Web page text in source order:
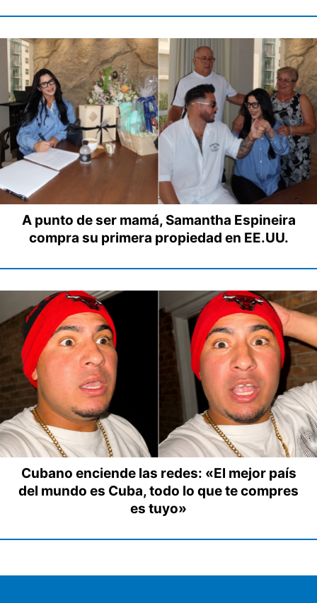
A punto de ser mamá, Samantha Espineira
compra su primera propiedad en EE.UU.
Cubano enciende las redes: «El mejor país
del mundo es Cuba, todo lo que te compres
es tuyo»